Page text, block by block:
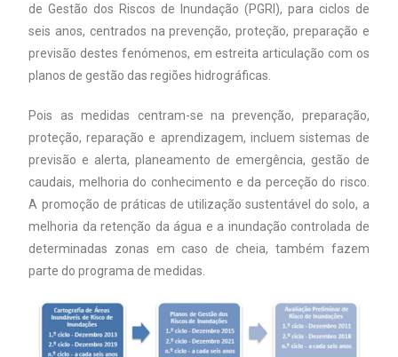
de Gestão dos Riscos de Inundação (PGRI), para ciclos de
seis anos, centrados na prevenção, proteção, preparação e
previsão destes fenómenos, em estreita articulação com os
planos de gestão das regiões hidrográficas.
Pois as medidas centram-se na prevenção, preparação,
proteção, reparação e aprendizagem, incluem sistemas de
previsão e alerta, planeamento de emergência, gestão de
caudais, melhoria do conhecimento e da perceção do risco.
A promoção de práticas de utilização sustentável do solo, a
melhoria da retenção da água e a inundação controlada de
determinadas zonas em caso de cheia, também fazem
parte do programa de medidas.